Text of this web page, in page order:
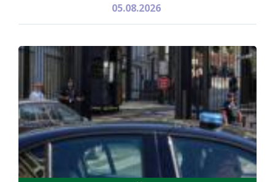
05.08.2026